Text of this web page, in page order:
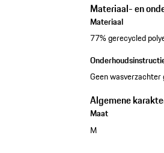
Materiaal- en
Materiaal
77% gerecycled
Geen
Algemene
Maat
M